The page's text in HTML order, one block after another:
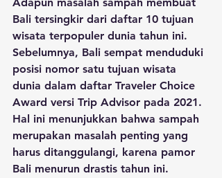
Bali tersingkir dari daftar 10 tujuan
wisata terpopuler dunia tahun ini.
Sebelumnya, Bali sempat menduduki
posisi nomor satu tujuan wisata
dunia dalam daftar Traveler Choice
Award versi Trip Advisor pada 2021.
Hal ini menunjukkan bahwa sampah
merupakan masalah penting yang
harus ditanggulangi, karena pamor
Bali menurun drastis tahun ini.